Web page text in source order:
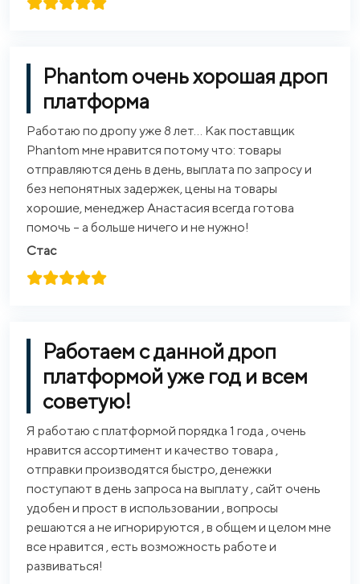
Phantom очень хорошая дроп
платформа
Работаю по дропу уже 8 лет… Как поставщик
Phantom мне нравится потому что: товары
отправляются день в день, выплата по запросу и
без непонятных задержек, цены на товары
хорошие, менеджер Анастасия всегда готова
помочь – а больше ничего и не нужно!
Стас
Работаем с данной дроп
платформой уже год и всем
советую!
Я работаю с платформой порядка 1 года , очень
нравится ассортимент и качество товара ,
отправки производятся быстро, денежки
поступают в день запроса на выплату , сайт очень
удобен и прост в использовании , вопросы
решаются а не игнорируются , в общем и целом мне
все нравится , есть возможность работе и
развиваться!